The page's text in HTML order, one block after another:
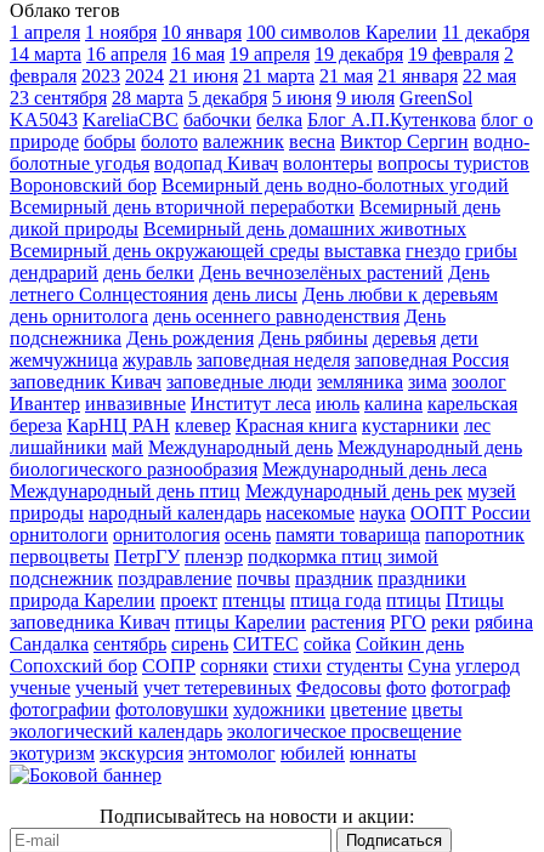
Облако тегов
1 апреля 1 ноября 10 января 100 символов Карелии 11 декабря
14 марта 16 апреля 16 мая 19 апреля 19 декабря 19 февраля 2
февраля 2023 2024 21 июня 21 марта 21 мая 21 января 22 мая
23 сентября 28 марта 5 декабря 5 июня 9 июля GreenSol
KA5043 KareliaCBC бабочки белка Блог А.П.Кутенкова блог о
природе бобры болото валежник весна Виктор Сергин водно-
болотные угодья водопад Кивач волонтеры вопросы туристов
Вороновский бор Всемирный день водно-болотных угодий
Всемирный день вторичной переработки Всемирный день
дикой природы Всемирный день домашних животных
Всемирный день окружающей среды выставка гнездо грибы
дендрарий день белки День вечнозелёных растений День
летнего Солнцестояния день лисы День любви к деревьям
день орнитолога день осеннего равноденствия День
подснежника День рождения День рябины деревья дети
жемчужница журавль заповедная неделя заповедная Россия
заповедник Кивач заповедные люди земляника зима зоолог
Ивантер инвазивные Институт леса июль калина карельская
береза КарНЦ РАН клевер Красная книга кустарники лес
лишайники май Международный день Международный день
биологического разнообразия Международный день леса
Международный день птиц Международный день рек музей
природы народный календарь насекомые наука ООПТ России
орнитологи орнитология осень памяти товарища папоротник
первоцветы ПетрГУ пленэр подкормка птиц зимой
подснежник поздравление почвы праздник праздники
природа Карелии проект птенцы птица года птицы Птицы
заповедника Кивач птицы Карелии растения РГО реки рябина
Сандалка сентябрь сирень СИТЕС сойка Сойкин день
Сопохский бор СОПР сорняки стихи студенты Суна углерод
ученые ученый учет тетеревиных Федосовы фото фотограф
фотографии фотоловушки художники цветение цветы
экологический календарь экологическое просвещение
экотуризм экскурсия энтомолог юбилей юннаты
Подписывайтесь на новости и акции: